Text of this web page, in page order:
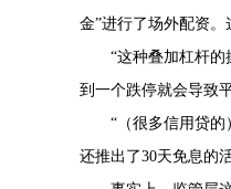
金”进行了场外配资
“这种叠加杠杆
到一个跌停就会导致
“（很多信用贷
还推出了30天免息的活